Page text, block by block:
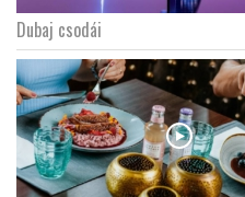
Dubaj csodái